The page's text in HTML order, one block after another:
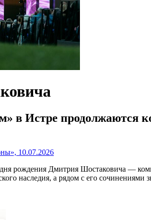
в Истре продолжаются
10.07.2026
дня рождения Дмитрия Шостаковича —
наследия, а рядом с его